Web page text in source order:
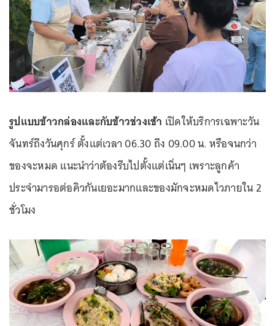
รูปแบบข้าวกล่องและกับข้าวช่วงเช้า เปิดให้บริการเฉพาะวัน
จันทร์ถึงวันศุกร์ ตั้งแต่เวลา 06.30 ถึง 09.00 น. หรือจนกว่า
ของจะหมด แนะนำว่าต้องรีบไปตั้งแต่เนิ่นๆ เพราะลูกค้า
ประจำมารอต่อคิวกันเยอะมากและของมักจะหมดไวภายใน 2
ชั่วโมง